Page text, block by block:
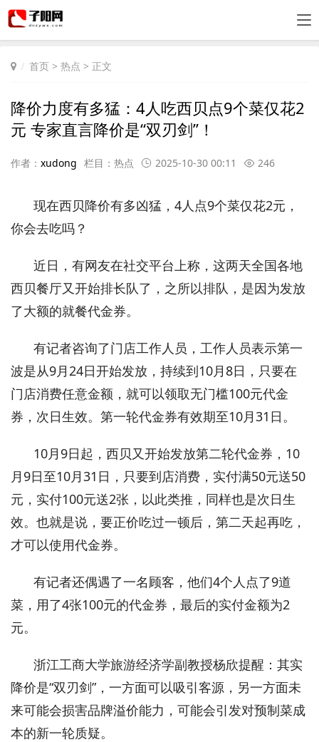
首页 > 热点 > 正文
降价力度有多猛：4人吃西贝点9个菜仅花2
元 专家直言降价是“双刃剑”！
作者： xudong 栏目： 热点 2025-10-30 00:11 246
现在西贝降价有多凶猛，4人点9个菜仅花2元，
你会去吃吗？
近日，有网友在社交平台上称，这两天全国各地
西贝餐厅又开始排长队了，之所以排队，是因为发放
了大额的就餐代金券。
有记者咨询了门店工作人员，工作人员表示第一
波是从9月24日开始发放，持续到10月8日，只要在
门店消费任意金额，就可以领取无门槛100元代金
券，次日生效。第一轮代金券有效期至10月31日。
10月9日起，西贝又开始发放第二轮代金券，10
月9日至10月31日，只要到店消费，实付满50元送50
元，实付100元送2张，以此类推，同样也是次日生
效。也就是说，要正价吃过一顿后，第二天起再吃，
才可以使用代金券。
有记者还偶遇了一名顾客，他们4个人点了9道
菜，用了4张100元的代金券，最后的实付金额为2
元。
浙江工商大学旅游经济学副教授杨欣提醒：其实
降价是“双刃剑”，一方面可以吸引客源，另一方面未
来可能会损害品牌溢价能力，可能会引发对预制菜成
本的新一轮质疑。